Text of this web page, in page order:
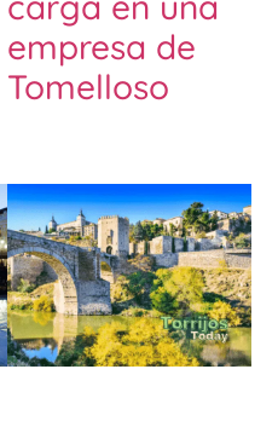
empresa de
Tomelloso